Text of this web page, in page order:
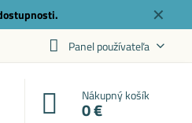
✕
Panel používateľa
Nákupný košík
0 €